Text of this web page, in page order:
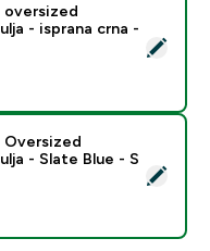
Hybrid oversized
oversized
- isprana crna -
Hybrid Oversized
Oversized
- Slate Blue - S